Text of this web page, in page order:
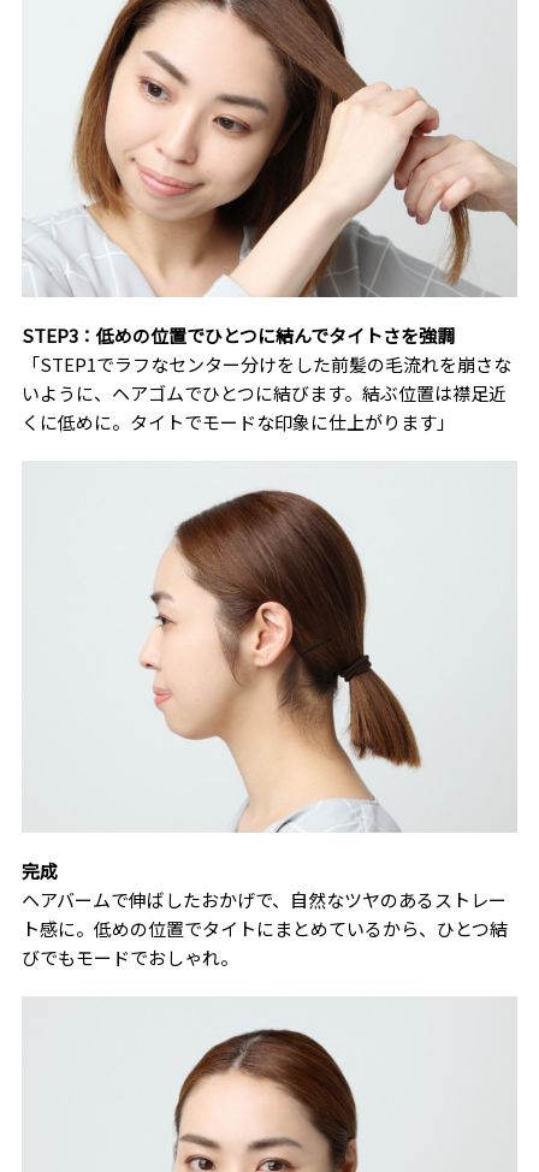
STEP3：低めの位置でひとつに結んでタイトさを強調
「STEP1でラフなセンター分けをした前髪の毛流れを崩さな
いように、ヘアゴムでひとつに結びます。結ぶ位置は襟足近
くに低めに。タイトでモードな印象に仕上がります」
完成
ヘアバームで伸ばしたおかげで、自然なツヤのあるストレー
ト感に。低めの位置でタイトにまとめているから、ひとつ結
びでもモードでおしゃれ。